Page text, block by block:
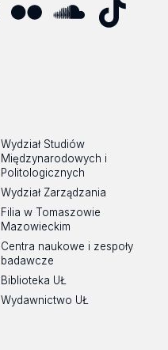
Wydział Studiów
Międzynarodowych i
Politologicznych
Wydział Zarządzania
Filia w Tomaszowie
Mazowieckim
Centra naukowe i zespoły
badawcze
Biblioteka UŁ
Wydawnictwo UŁ